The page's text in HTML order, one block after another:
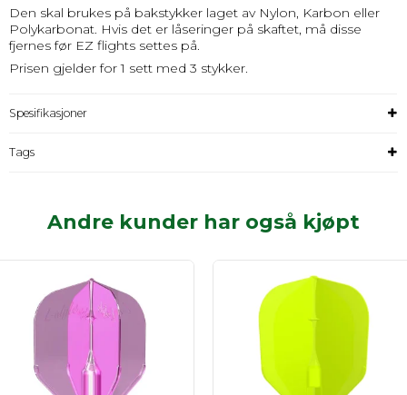
Den skal brukes på bakstykker laget av Nylon, Karbon eller
Polykarbonat. Hvis det er låseringer på skaftet, må disse
fjernes før EZ flights settes på.
Prisen gjelder for 1 sett med 3 stykker.
Spesifikasjoner
Tags
Andre kunder har også kjøpt